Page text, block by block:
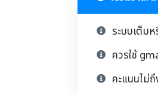
ระบบเต็ม
ควรใช้
คะแนนไม่